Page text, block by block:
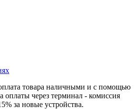
товара наличными и с помощью
оплаты через терминал - комиссия
за новые устройства.